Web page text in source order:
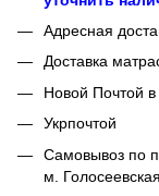
Адресная
Доставка
Новой Почтой в
Укрпочтой
Самовывоз по
м.